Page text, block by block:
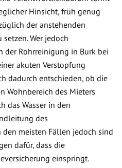
Hinsicht, früh genug
der anstehenden
Wer jedoch
der Rohrreinigung in Burk bei
akuten Verstopfung
dadurch entschieden, ob die
Wohnbereich des Mieters
das Wasser in den
des
meisten Fällen jedoch sind
dafür, dass die
einspringt.